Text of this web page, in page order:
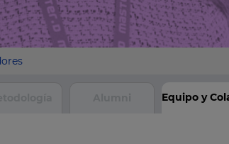
Equipo y